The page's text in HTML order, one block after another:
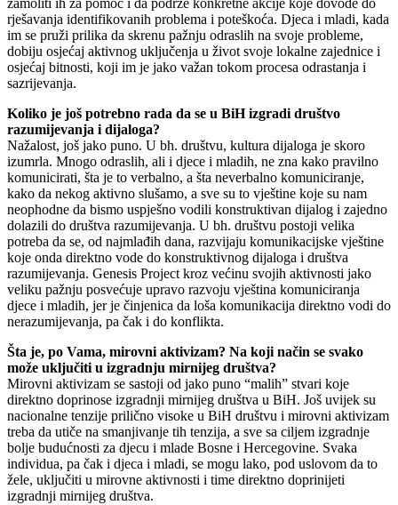
zamoliti ih za pomoć i da podrže konkretne akcije koje dovode do
rješavanja identifikovanih problema i poteškoća. Djeca i mladi, kada
im se pruži prilika da skrenu pažnju odraslih na svoje probleme,
dobiju osjećaj aktivnog uključenja u život svoje lokalne zajednice i
osjećaj bitnosti, koji im je jako važan tokom procesa odrastanja i
sazrijevanja.
Koliko je još potrebno rada da se u BiH izgradi društvo
razumijevanja i dijaloga?
Nažalost, još jako puno. U bh. društvu, kultura dijaloga je skoro
izumrla. Mnogo odraslih, ali i djece i mladih, ne zna kako pravilno
komunicirati, šta je to verbalno, a šta neverbalno komuniciranje,
kako da nekog aktivno slušamo, a sve su to vještine koje su nam
neophodne da bismo uspješno vodili konstruktivan dijalog i zajedno
dolazili do društva razumijevanja. U bh. društvu postoji velika
potreba da se, od najmlađih dana, razvijaju komunikacijske vještine
koje onda direktno vode do konstruktivnog dijaloga i društva
razumijevanja. Genesis Project kroz većinu svojih aktivnosti jako
veliku pažnju posvećuje upravo razvoju vještina komuniciranja
djece i mladih, jer je činjenica da loša komunikacija direktno vodi do
nerazumijevanja, pa čak i do konflikta.
Šta je, po Vama, mirovni aktivizam? Na koji način se svako
može uključiti u izgradnju mirnijeg društva?
Mirovni aktivizam se sastoji od jako puno “malih” stvari koje
direktno doprinose izgradnji mirnijeg društva u BiH. Još uvijek su
nacionalne tenzije prilično visoke u BiH društvu i mirovni aktivizam
treba da utiče na smanjivanje tih tenzija, a sve sa ciljem izgradnje
bolje budućnosti za djecu i mlade Bosne i Hercegovine. Svaka
individua, pa čak i djeca i mladi, se mogu lako, pod uslovom da to
žele, uključiti u mirovne aktivnosti i time direktno doprinijeti
izgradnji mirnijeg društva.